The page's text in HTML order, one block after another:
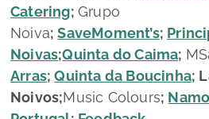
Catering;Grupo
Noiva;SaveMoment’s;
Noivas;Quinta do Caima;
Arras;Quinta da Boucinha;
Noivos;Music Colours;